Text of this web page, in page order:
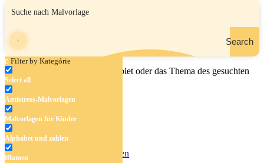
Search
Filter by Kategórie
Select all
Antistress-Malvorlagen
Malvorlagen für Kinder
Alphabet und zahlen
Blumen
Geben Sie den Namen, das Gebiet oder das Thema des gesuchten
Malbuchs ein.
Malvorlagen für Kinder
Alphabet und zahlen